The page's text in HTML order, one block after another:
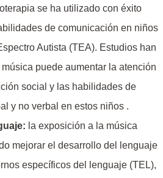
se ha utilizado con éxito
de comunicación en niños
Autista (TEA). Estudios han
puede aumentar la atención
social y las habilidades de
y no verbal en estos niños .
la exposición a la música
mejorar el desarrollo del lenguaje
específicos del lenguaje (TEL),